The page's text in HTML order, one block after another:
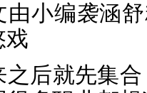
由小编袭涵
戏
之后就先集